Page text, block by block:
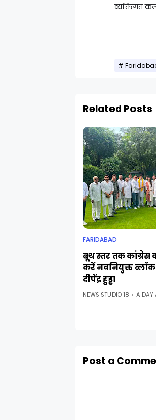
व्यक्तिगत
Related Posts
FARIDABAD
बूथ स्तर तक कांग्रेस
करें नवनियुक्त ब्लॉक
दीपेंद्र हुड्डा
NEWS STUDIO 18 A DAY
Post a